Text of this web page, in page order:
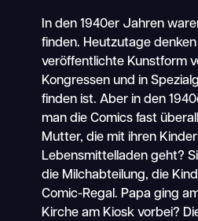
In den 1940er Jahren
finden. Heutzutage
veröffentlichte Kunstform
Kongressen und in
finden ist. Aber in den
man die Comics fast
Mutter, die mit ihren
Lebensmittelladen geht?
die Milchabteilung, die
Comic-Regal. Papa ging
Kirche am Kiosk vorbei?